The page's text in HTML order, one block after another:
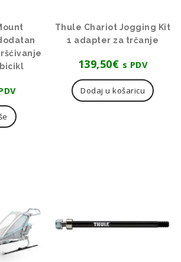
Thule Chariot Jogging Kit
1 adapter za trčanje
139,50€ s PDV
Dodaj u košaricu